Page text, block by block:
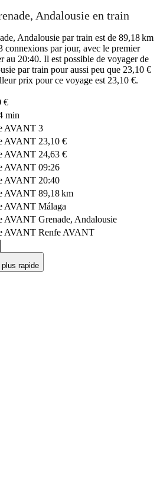
Andalousie en train
Andalousie par train est de 89,18 km
connexions par jour, avec le premier
au 20:40. Il est possible de voyager de
par train pour aussi peu que 23,10 €
prix pour ce voyage est 23,10 €.
€
min
AVANT 3
AVANT 23,10 €
AVANT 24,63 €
AVANT 09:26
AVANT 20:40
AVANT 89,18 km
AVANT Málaga
AVANT Grenade, Andalousie
AVANT Renfe AVANT
© CARTO, © OpenStreetMap
plus rapide